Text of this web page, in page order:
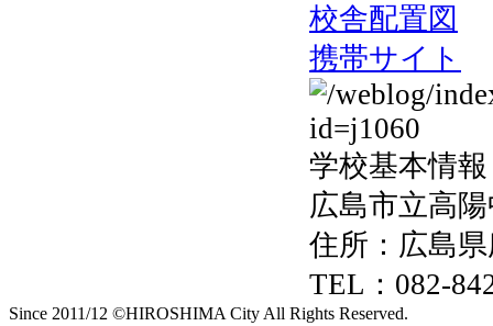
校舎配置図
携帯サイト
学校基本情報
広島市立高
住所：広島
TEL：082-
Since 2011/12 ©HIROSHIMA City All Rights Reserved.